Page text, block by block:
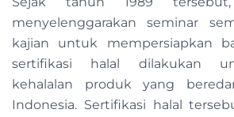
menyelenggarakan seminar
kajian untuk mempersiapkan
sertifikasi halal dilakukan
kehalalan produk yang
Indonesia. Sertifikasi halal